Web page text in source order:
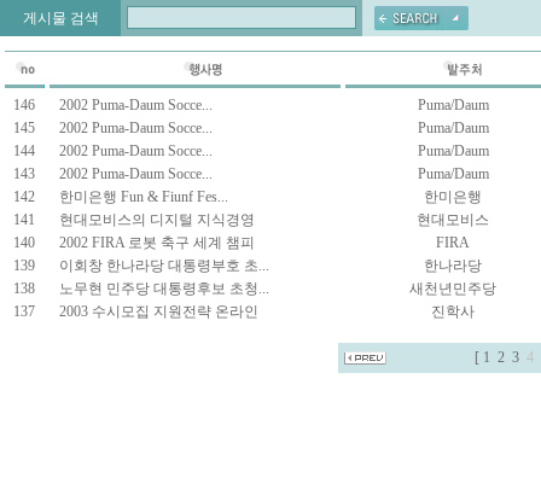
게시물 검색
146 2002 Puma-Daum Socce...
Puma/Daum
145
2002 Puma-Daum Socce...
Puma/Daum
144
2002 Puma-Daum Socce...
Puma/Daum
143
2002 Puma-Daum Socce...
Puma/Daum
142
한미은행 Fun & Fiunf Fes...
한미은행
141
현대모비스의 디지털 지식경영
현대모비스
140
2002 FIRA 로봇 축구 세계 챔피
FIRA
139
이회창 한나라당 대통령부호 초...
한나라당
138
노무현 민주당 대통령후보 초청...
새천년민주당
137
2003 수시모집 지원전략 온라인 진학사
[ 1 2 3 4